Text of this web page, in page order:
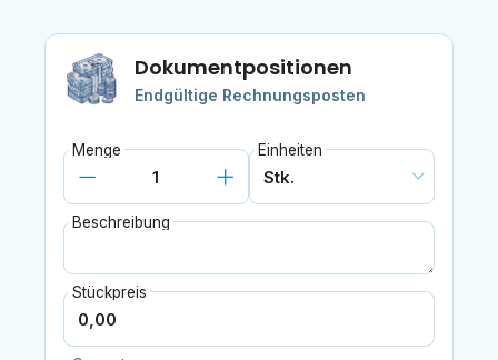
Dokumentpositionen
Endgültige Rechnungsposten
Menge Einheiten
Beschreibung
Stückpreis